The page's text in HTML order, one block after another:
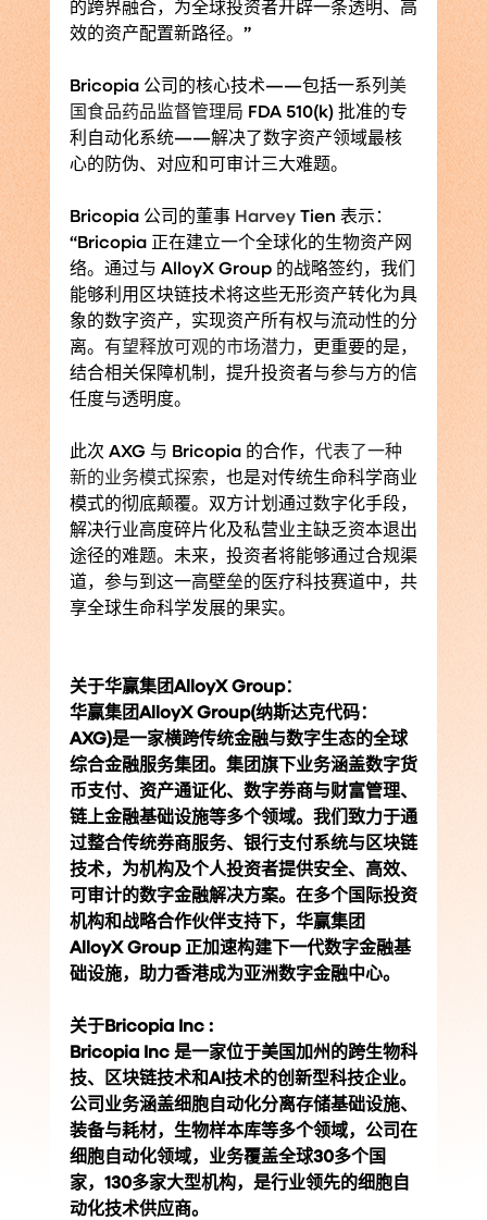
的跨界融合，为全球投资者开辟一条透明、高
效的资产配置新路径。”
Bricopia 公司的核心技术——包括一系列 美
国食品药品监督管理局 FDA 510(k) 批准的专
利自动化系统——解决了数字资产领域最核
心的防伪、对应和可审计三大难题。
Bricopia 公司的董事 Harvey Tien 表示：
“Bricopia 正在建立一个全球化的生物资产网
络。通过与 AlloyX Group 的战略签约，我们
能够利用区块链技术将这些无形资产转化为具
象的数字资产，实现资产所有权与流动性的分
离。 有望释放可观的市场潜力，更重要的是，
结合相关保障机制，提升投资者与参与方的信
任度与透明度。
此次 AXG 与 Bricopia 的合作， 代表了一种
新的业务模式探索，也是对传统生命科学商业
模式的彻底颠覆。双方计划通过数字化手段，
解决行业高度碎片化及私营业主缺乏资本退出
途径的难题。未来，投资者将能够通过合规渠
道，参与到这一高壁垒的医疗科技赛道中，共
享全球生命科学发展的果实。
关于华赢集团AlloyX Group：
华赢集团AlloyX Group(纳斯达克代码：
AXG)是一家横跨传统金融与数字生态的全球
综合金融服务集团。集团旗下业务涵盖数字货
币支付、资产通证化、数字券商与财富管理、
链上金融基础设施等多个领域。我们致力于通
过整合传统券商服务、银行支付系统与区块链
技术，为机构及个人投资者提供安全、高效、
可审计的数字金融解决方案。在多个国际投资
机构和战略合作伙伴支持下，华赢集团
AlloyX Group 正加速构建下一代数字金融基
础设施，助力香港成为亚洲数字金融中心。
关于Bricopia Inc :
Bricopia Inc 是一家位于美国加州的跨生物科
技、区块链技术和AI技术的创新型科技企业。
公司业务涵盖细胞自动化分离存储基础设施、
装备与耗材，生物样本库等多个领域，公司在
细胞自动化领域，业务覆盖全球30多个国
家，130多家大型机构，是行业领先的细胞自
动化技术供应商。